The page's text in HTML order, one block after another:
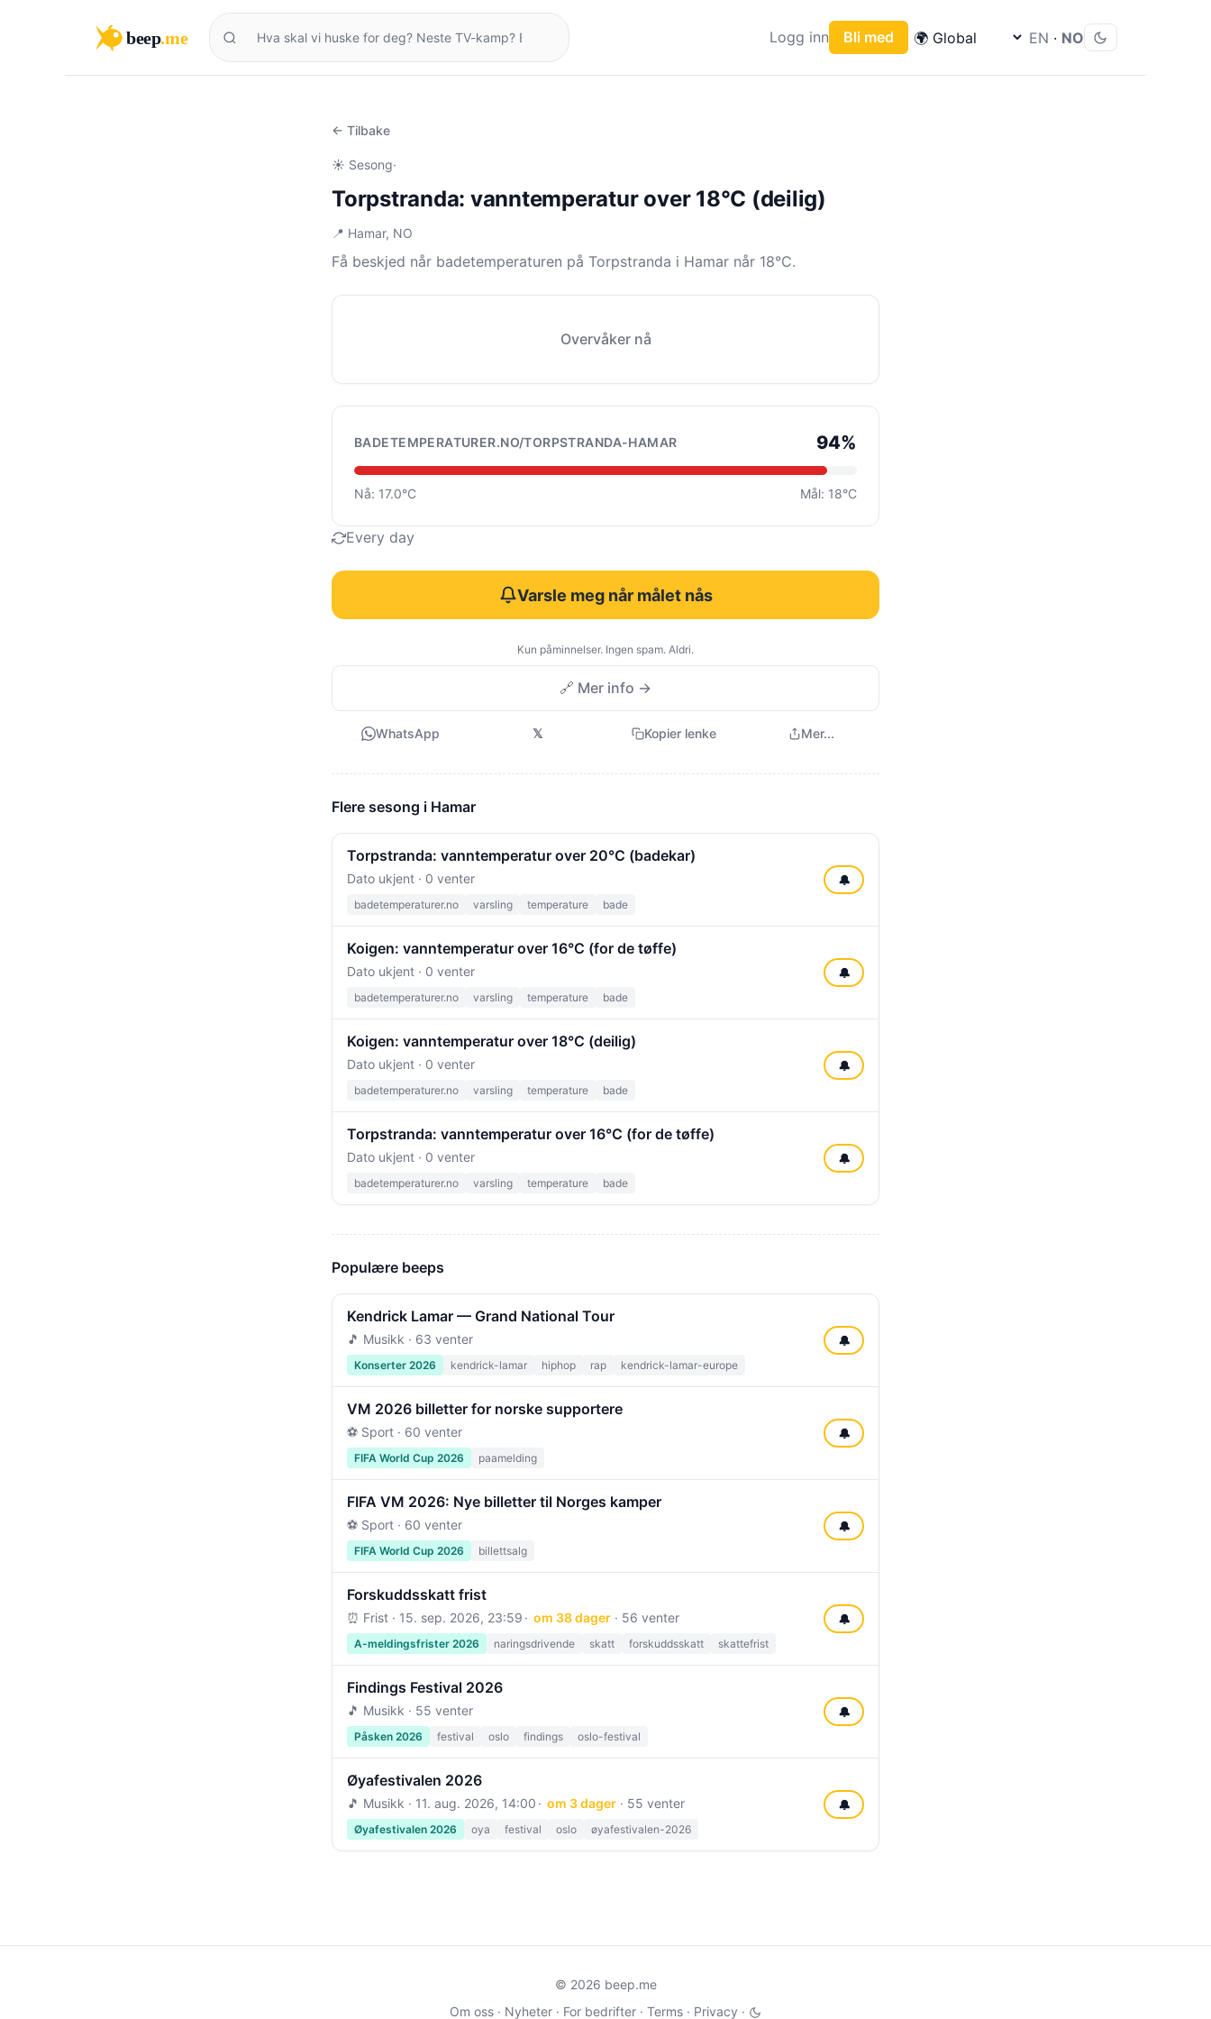
beep.me Logg inn Bli med EN · NO
← Tilbake
☀️ Sesong·
Torpstranda: vanntemperatur over 18°C (deilig)
📍 Hamar, NO
Få beskjed når badetemperaturen på Torpstranda i Hamar når 18°C.
Overvåker nå
BADETEMPERATURER.NO/TORPSTRANDA-HAMAR 94%
Nå: 17.0°C Mål: 18°C
Every day
Varsle meg når målet nås
Kun påminnelser. Ingen spam. Aldri.
🔗 Mer info →
WhatsApp 𝕏 Kopier lenke Mer...
Flere sesong i Hamar
Torpstranda: vanntemperatur over 20°C (badekar)
Dato ukjent · 0 venter
badetemperaturer.no varsling temperature bade
🔔
Koigen: vanntemperatur over 16°C (for de tøffe)
Dato ukjent · 0 venter
badetemperaturer.no varsling temperature bade
🔔
Koigen: vanntemperatur over 18°C (deilig)
Dato ukjent · 0 venter
badetemperaturer.no varsling temperature bade
🔔
Torpstranda: vanntemperatur over 16°C (for de tøffe)
Dato ukjent · 0 venter
badetemperaturer.no varsling temperature bade
🔔
Populære beeps
Kendrick Lamar — Grand National Tour
🎵 Musikk · 63 venter
Konserter 2026 kendrick-lamar hiphop rap kendrick-lamar-europe
🔔
VM 2026 billetter for norske supportere
⚽ Sport · 60 venter
FIFA World Cup 2026 paamelding
🔔
FIFA VM 2026: Nye billetter til Norges kamper
⚽ Sport · 60 venter
FIFA World Cup 2026 billettsalg
🔔
Forskuddsskatt frist
⏰ Frist · 15. sep. 2026, 23:59 om 38 dager· 56 venter
A-meldingsfrister 2026 naringsdrivende skatt forskuddsskatt skattefrist
🔔
Findings Festival 2026
🎵 Musikk · 55 venter
Påsken 2026 festival oslo findings oslo-festival
🔔
Øyafestivalen 2026
🎵 Musikk · 11. aug. 2026, 14:00 om 3 dager· 55 venter
Øyafestivalen 2026 oya festival oslo øyafestivalen-2026
🔔
© 2026 beep.me
Om oss · Nyheter · For bedrifter · Terms · Privacy ·